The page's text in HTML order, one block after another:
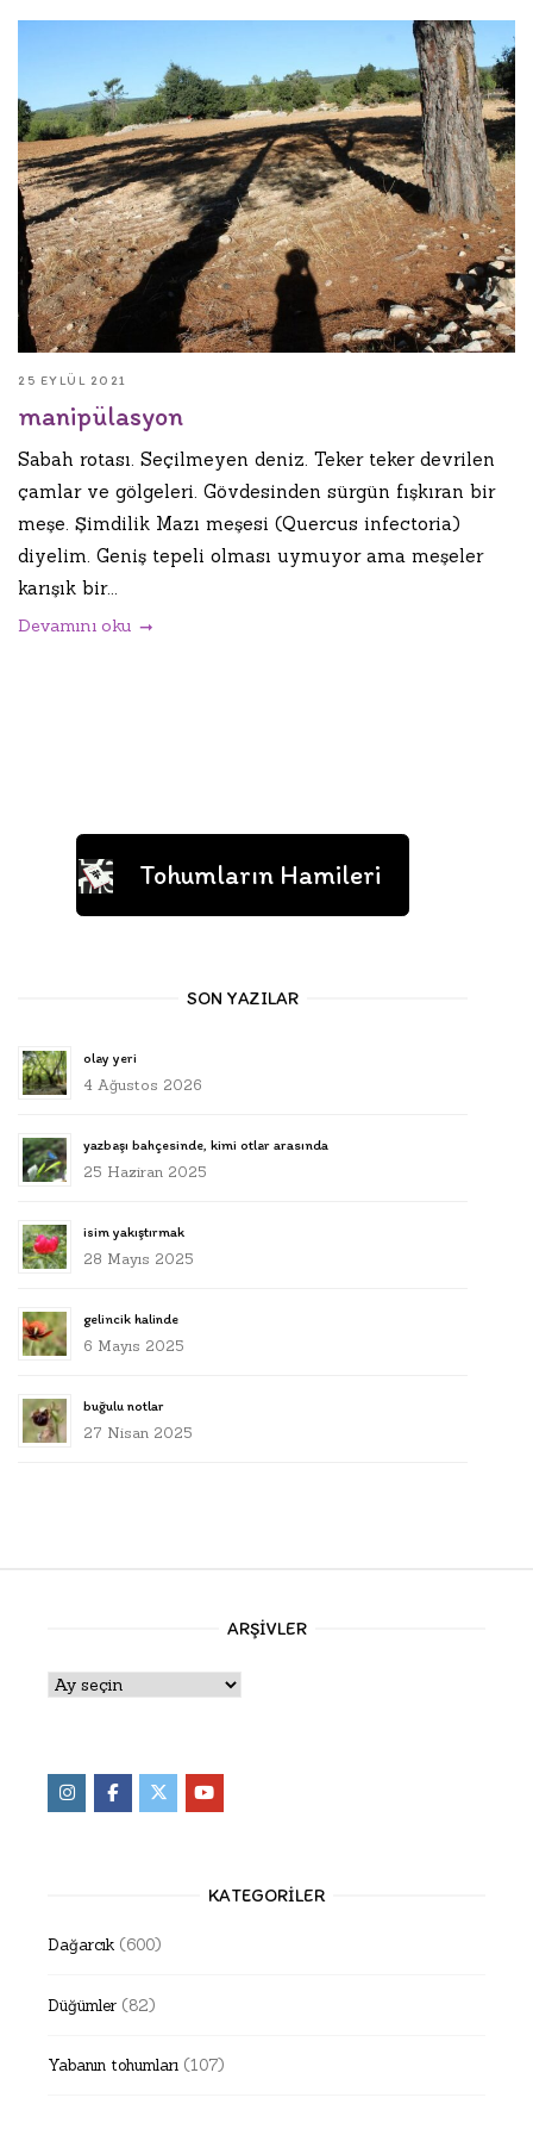
25 EYLÜL 2021
manipülasyon
Sabah rotası. Seçilmeyen deniz. Teker teker devrilen
çamlar ve gölgeleri. Gövdesinden sürgün fışkıran bir
meşe. Şimdilik Mazı meşesi (Quercus infectoria)
diyelim. Geniş tepeli olması uymuyor ama meşeler
karışık bir...
Devamını oku
Tohumların Hamileri
SON YAZILAR
olay yeri
4 Ağustos 2026
yazbaşı bahçesinde, kimi otlar arasında
25 Haziran 2025
isim yakıştırmak
28 Mayıs 2025
gelincik halinde
6 Mayıs 2025
buğulu notlar
27 Nisan 2025
ARŞIVLER
Arşivler
KATEGORILER
Dağarcık (600)
Düğümler (82)
Yabanın tohumları (107)